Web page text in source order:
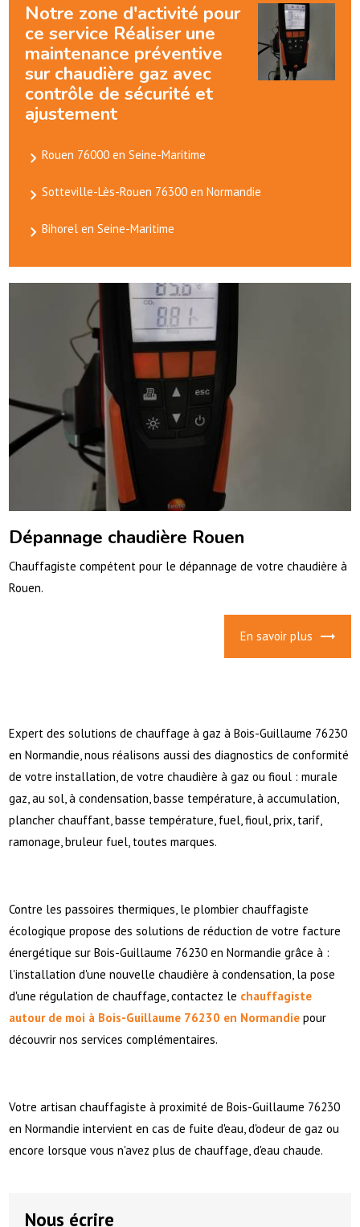
Notre zone d'activité pour
ce service Réaliser une
maintenance préventive
sur chaudière gaz avec
contrôle de sécurité et
ajustement
Rouen 76000 en Seine-Maritime
Sotteville-Lès-Rouen 76300 en Normandie
Bihorel en Seine-Maritime
Dépannage chaudière Rouen
Chauffagiste compétent pour le dépannage de votre chaudière à
Rouen.
En savoir plus
Expert des solutions de chauffage à gaz à Bois-Guillaume 76230
en Normandie, nous réalisons aussi des diagnostics de conformité
de votre installation, de votre chaudière à gaz ou fioul : murale
gaz, au sol, à condensation, basse température, à accumulation,
plancher chauffant, basse température, fuel, fioul, prix, tarif,
ramonage, bruleur fuel, toutes marques.
Contre les passoires thermiques, le plombier chauffagiste
écologique propose des solutions de réduction de votre facture
énergétique sur Bois-Guillaume 76230 en Normandie grâce à :
l'installation d'une nouvelle chaudière à condensation, la pose
d'une régulation de chauffage, contactez le chauffagiste
autour de moi à Bois-Guillaume 76230 en Normandie pour
découvrir nos services complémentaires.
Votre artisan chauffagiste à proximité de Bois-Guillaume 76230
en Normandie intervient en cas de fuite d'eau, d'odeur de gaz ou
encore lorsque vous n'avez plus de chauffage, d'eau chaude.
Nous écrire